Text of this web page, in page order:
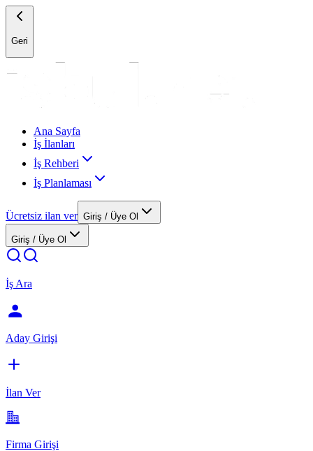
Geri
Ana Sayfa
İş İlanları
İş Rehberi
İş Planlaması
Ücretsiz ilan ver Giriş / Üye Ol
Giriş / Üye Ol
İş Ara
Aday Girişi
İlan Ver
Firma Girişi